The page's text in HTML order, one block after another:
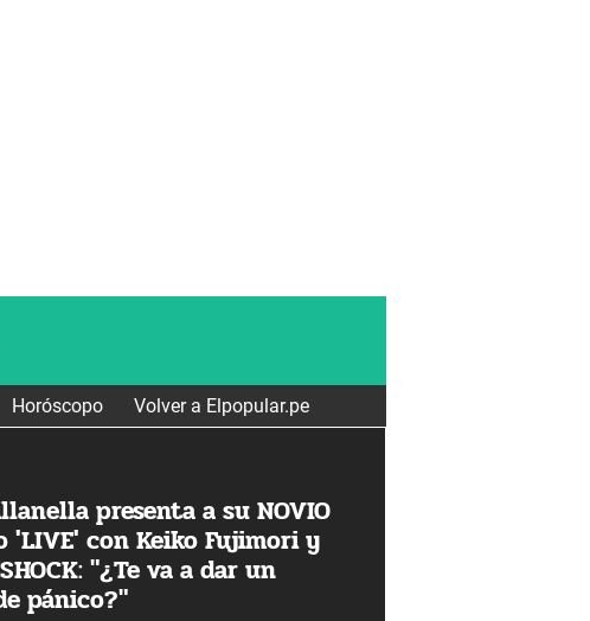
Horóscopo Volver a Elpopular.pe
presenta a su NOVIO
'LIVE' con Keiko Fujimori y
"¿Te va a dar un
pánico?"